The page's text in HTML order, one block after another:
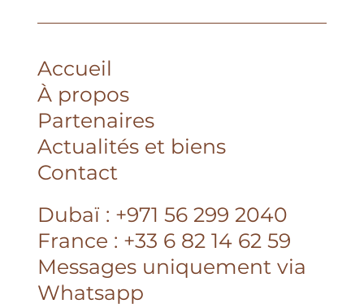
Dubaï : +971 56 299 2040
France : +33 6 82 14 62 59
Messages uniquement via
Whatsapp
Accueil
À propos
Partenaires
Actualités et biens
Contact